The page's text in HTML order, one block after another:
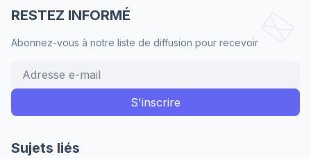
RESTEZ INFORMÉ
Abonnez-vous à notre liste de diffusion pour recevoir
Sujets liés